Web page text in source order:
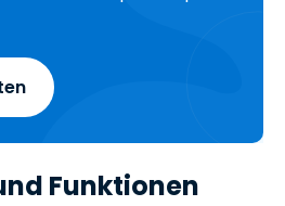
Funktionen